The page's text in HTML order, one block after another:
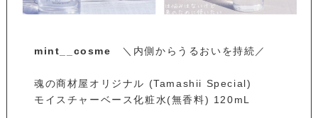
mint__cosme ＼内側からうるおいを持続／
魂の商材屋オリジナル (Tamashii Special)
モイスチャーベース化粧水(無香料) 120mL